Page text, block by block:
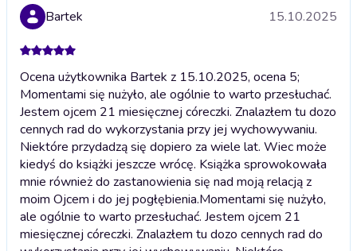
Bartek 15.10.2025
Ocena użytkownika Bartek z 15.10.2025, ocena 5;
Momentami się nużyło, ale ogólnie to warto przesłuchać.
Jestem ojcem 21 miesięcznej córeczki. Znalazłem tu dozo
cennych rad do wykorzystania przy jej wychowywaniu.
Niektóre przydadzą się dopiero za wiele lat. Wiec może
kiedyś do książki jeszcze wrócę. Książka sprowokowała
mnie również do zastanowienia się nad moją relacją z
moim Ojcem i do jej pogłębienia.Momentami się nużyło,
ale ogólnie to warto przesłuchać. Jestem ojcem 21
miesięcznej córeczki. Znalazłem tu dozo cennych rad do